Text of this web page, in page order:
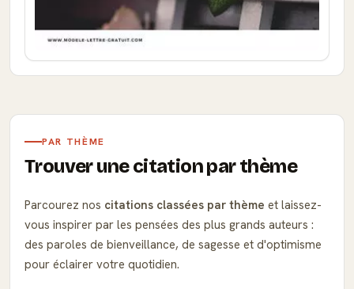
PAR THÈME
Trouver une citation par thème
Parcourez nos citations classées par thème et laissez-
vous inspirer par les pensées des plus grands auteurs :
des paroles de bienveillance, de sagesse et d'optimisme
pour éclairer votre quotidien.